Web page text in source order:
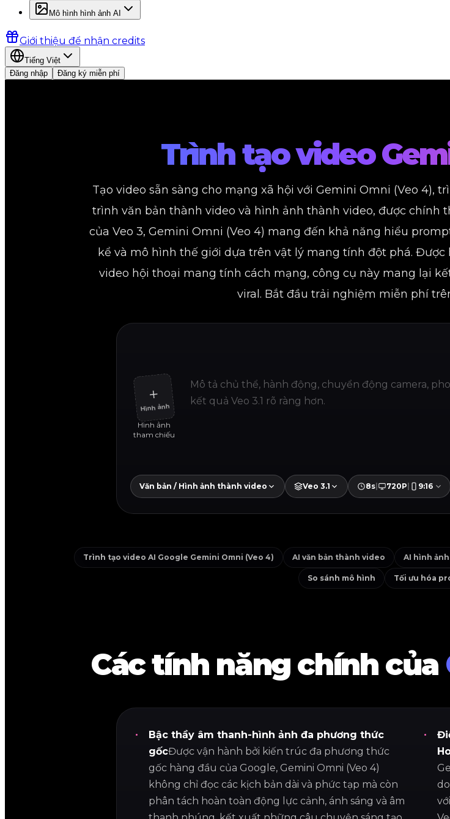
Mô hình hình ảnh AI
Giới thiệu để nhận credits
Tiếng Việt
Đăng nhập
Đăng ký miễn phí
Trình tạo video
Tạo video sẵn sàng cho mạng xã hội với Gemini Omni (Veo 4),
trình văn bản thành video và hình ảnh thành video, được chính
của Veo 3, Gemini Omni (Veo 4) mang đến khả năng hiểu
kể và mô hình thế giới dựa trên vật lý mang tính đột phá.
video hội thoại mang tính cách mạng, công cụ này mang lại
viral. Bắt đầu trải nghiệm miễn phí
＋
Hình ảnh
Hình ảnh
tham chiếu
Văn bản / Hình ảnh thành video Veo 3.1 8s 720P 9:16
Trình tạo video AI Google Gemini Omni (Veo 4) AI văn bản thành video AI hình
So sánh mô hình Tối ưu hóa
Các tính năng chính của
Bậc thầy âm thanh-hình ảnh đa phương thức
gốcĐược vận hành bởi kiến trúc đa phương thức
gốc hàng đầu của Google, Gemini Omni (Veo 4)
không chỉ đọc các kịch bản dài và phức tạp mà còn
phân tách hoàn toàn động lực cảnh, ánh sáng và âm